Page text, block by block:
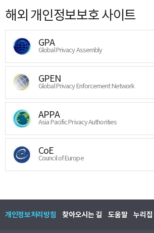
해외 개인정보보호 사이트
GPA
Global Privacy Assembly
GPEN
Global Privacy Enforcement Network
APPA
Asia Pacific Privacy Authorities
CoE
Council of Europe
개인정보처리방침 찾아오시는 길 도움말 누리집